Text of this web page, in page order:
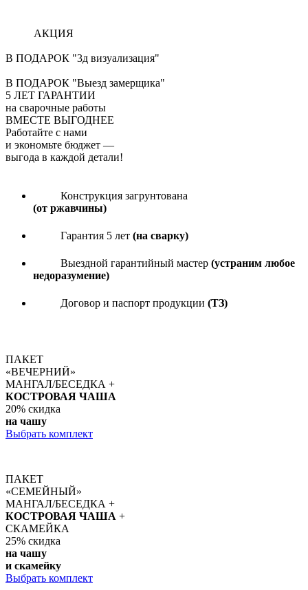
АКЦИЯ
В ПОДАРОК "3д визуализация"
В ПОДАРОК "Выезд замерщика"
5 ЛЕТ ГАРАНТИИ
на сварочные работы
ВМЕСТЕ ВЫГОДНЕЕ
Работайте с нами
и экономьте бюджет —
выгода в каждой детали!
Конструкция загрунтована
(от ржавчины)
Гарантия 5 лет (на сварку)
Выездной гарантийный мастер (устраним любое
недоразумение)
Договор и паспорт продукции (ТЗ)
ПАКЕТ
«ВЕЧЕРНИЙ»
МАНГАЛ/БЕСЕДКА +
КОСТРОВАЯ ЧАША
20% скидка
на чашу
Выбрать комплект
ПАКЕТ
«СЕМЕЙНЫЙ»
МАНГАЛ/БЕСЕДКА +
КОСТРОВАЯ ЧАША +
СКАМЕЙКА
25% скидка
на чашу
и скамейку
Выбрать комплект